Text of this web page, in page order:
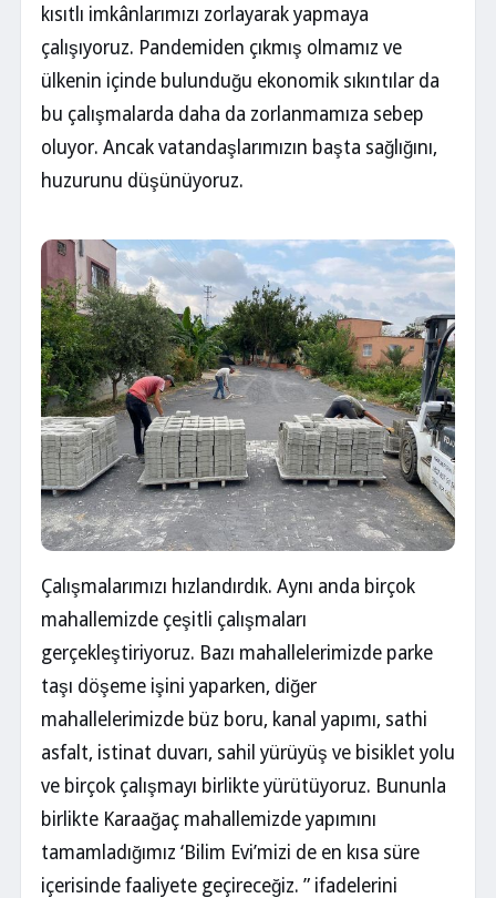
kısıtlı imkânlarımızı zorlayarak yapmaya
çalışıyoruz. Pandemiden çıkmış olmamız ve
ülkenin içinde bulunduğu ekonomik sıkıntılar da
bu çalışmalarda daha da zorlanmamıza sebep
oluyor. Ancak vatandaşlarımızın başta sağlığını,
huzurunu düşünüyoruz.
Çalışmalarımızı hızlandırdık. Aynı anda birçok
mahallemizde çeşitli çalışmaları
gerçekleştiriyoruz. Bazı mahallelerimizde parke
taşı döşeme işini yaparken, diğer
mahallelerimizde büz boru, kanal yapımı, sathi
asfalt, istinat duvarı, sahil yürüyüş ve bisiklet yolu
ve birçok çalışmayı birlikte yürütüyoruz. Bununla
birlikte Karaağaç mahallemizde yapımını
tamamladığımız ‘Bilim Evi’mizi de en kısa süre
içerisinde faaliyete geçireceğiz. ” ifadelerini